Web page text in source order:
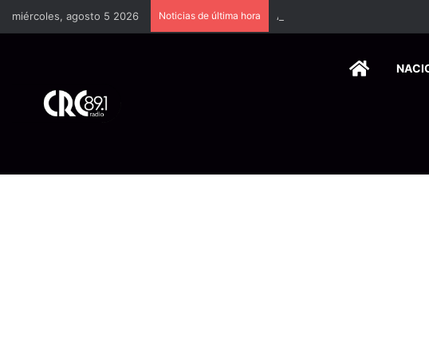
miércoles, agosto 5 2026 Noticias de última hora
HOME